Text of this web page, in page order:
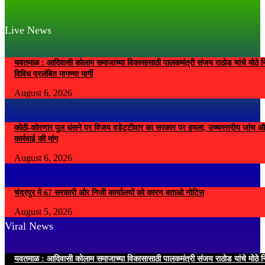
Live News
यवतमाळ : आदिवासी कोलाम समाजाच्या विकासासाठी पालकमंत्री संजय राठोड यांचे मोठे
विविध प्रलंबित मागण्या मार्गी
August 6, 2026
कोठी-कोरणार पुल धंसने पर विजय वडेट्टीवार का सरकार पर हमला, उच्चस्तरीय जांच
कार्रवाई की मांग
August 6, 2026
चंद्रपुर में 67 सरकारी और निजी कार्यालयों को कारण बताओ नोटिस
August 5, 2026
Viral News
यवतमाळ : आदिवासी कोलाम समाजाच्या विकासासाठी पालकमंत्री संजय राठोड यांचे मोठे